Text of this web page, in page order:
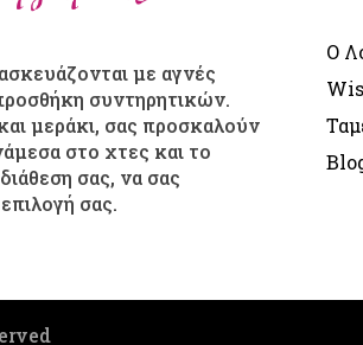
με αγνές
συντηρητικών.
μεράκι, σας προσκαλούν
στο χτες και το
σας, να σας
σας.
Ο